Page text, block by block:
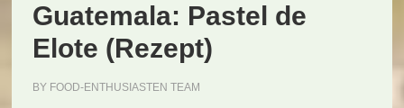
Guatemala: Pastel de
Elote (Rezept)
BY FOOD-ENTHUSIASTEN TEAM